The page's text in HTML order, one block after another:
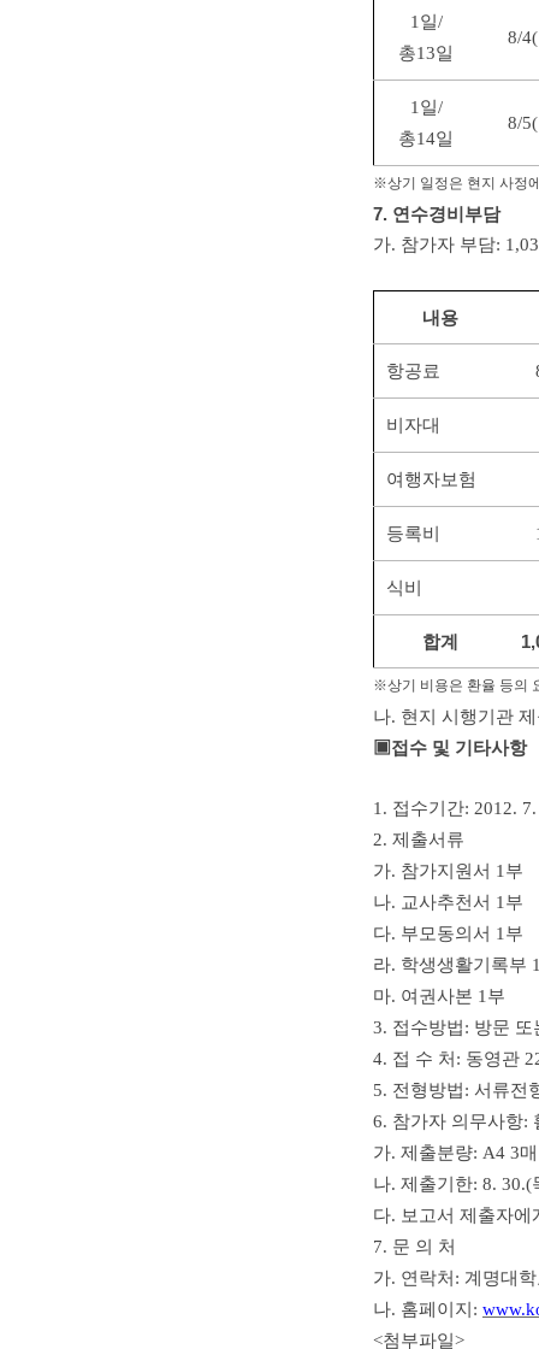
1일/
총13일
8/
1일/
총14일
8/
※상기 일정은 현지 사정
7. 연수경비부담
가. 참가자 부담:
내용
항공료
비자대
여행자보험
등록비
식비
합계
※상기 비용은 환율 등의
나. 현지 시행기관
▣접수 및 기타사항
1. 접수기간: 2012.
2. 제출서류
가. 참가지원서 1부
나. 교사추천서 1부
다. 부모동의서 1부
라. 학생생활기록부
마. 여권사본 1부
3. 접수방법: 방문
4. 접 수 처: 동영관
5. 전형방법: 서류전
6. 참가자 의무사항:
가. 제출분량: A4 3
나. 제출기한: 8. 30.(
다. 보고서 제출자
7. 문 의 처
가. 연락처: 계명대
나. 홈페이지:
<첨부파일>